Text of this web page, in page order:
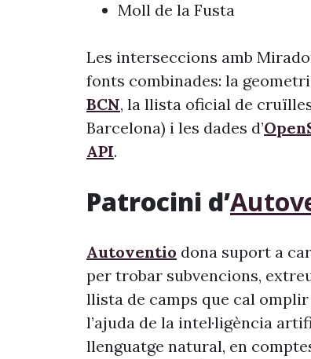
Moll de la Fusta
Les interseccions amb
fonts combinades: la
BCN, la llista oficial de
Barcelona) i les dades d’
API.
Patrocini d’
Autoventio dona suport a
per trobar subvencions,
llista de camps que cal
l’ajuda de la intel·ligència
llenguatge natural, en